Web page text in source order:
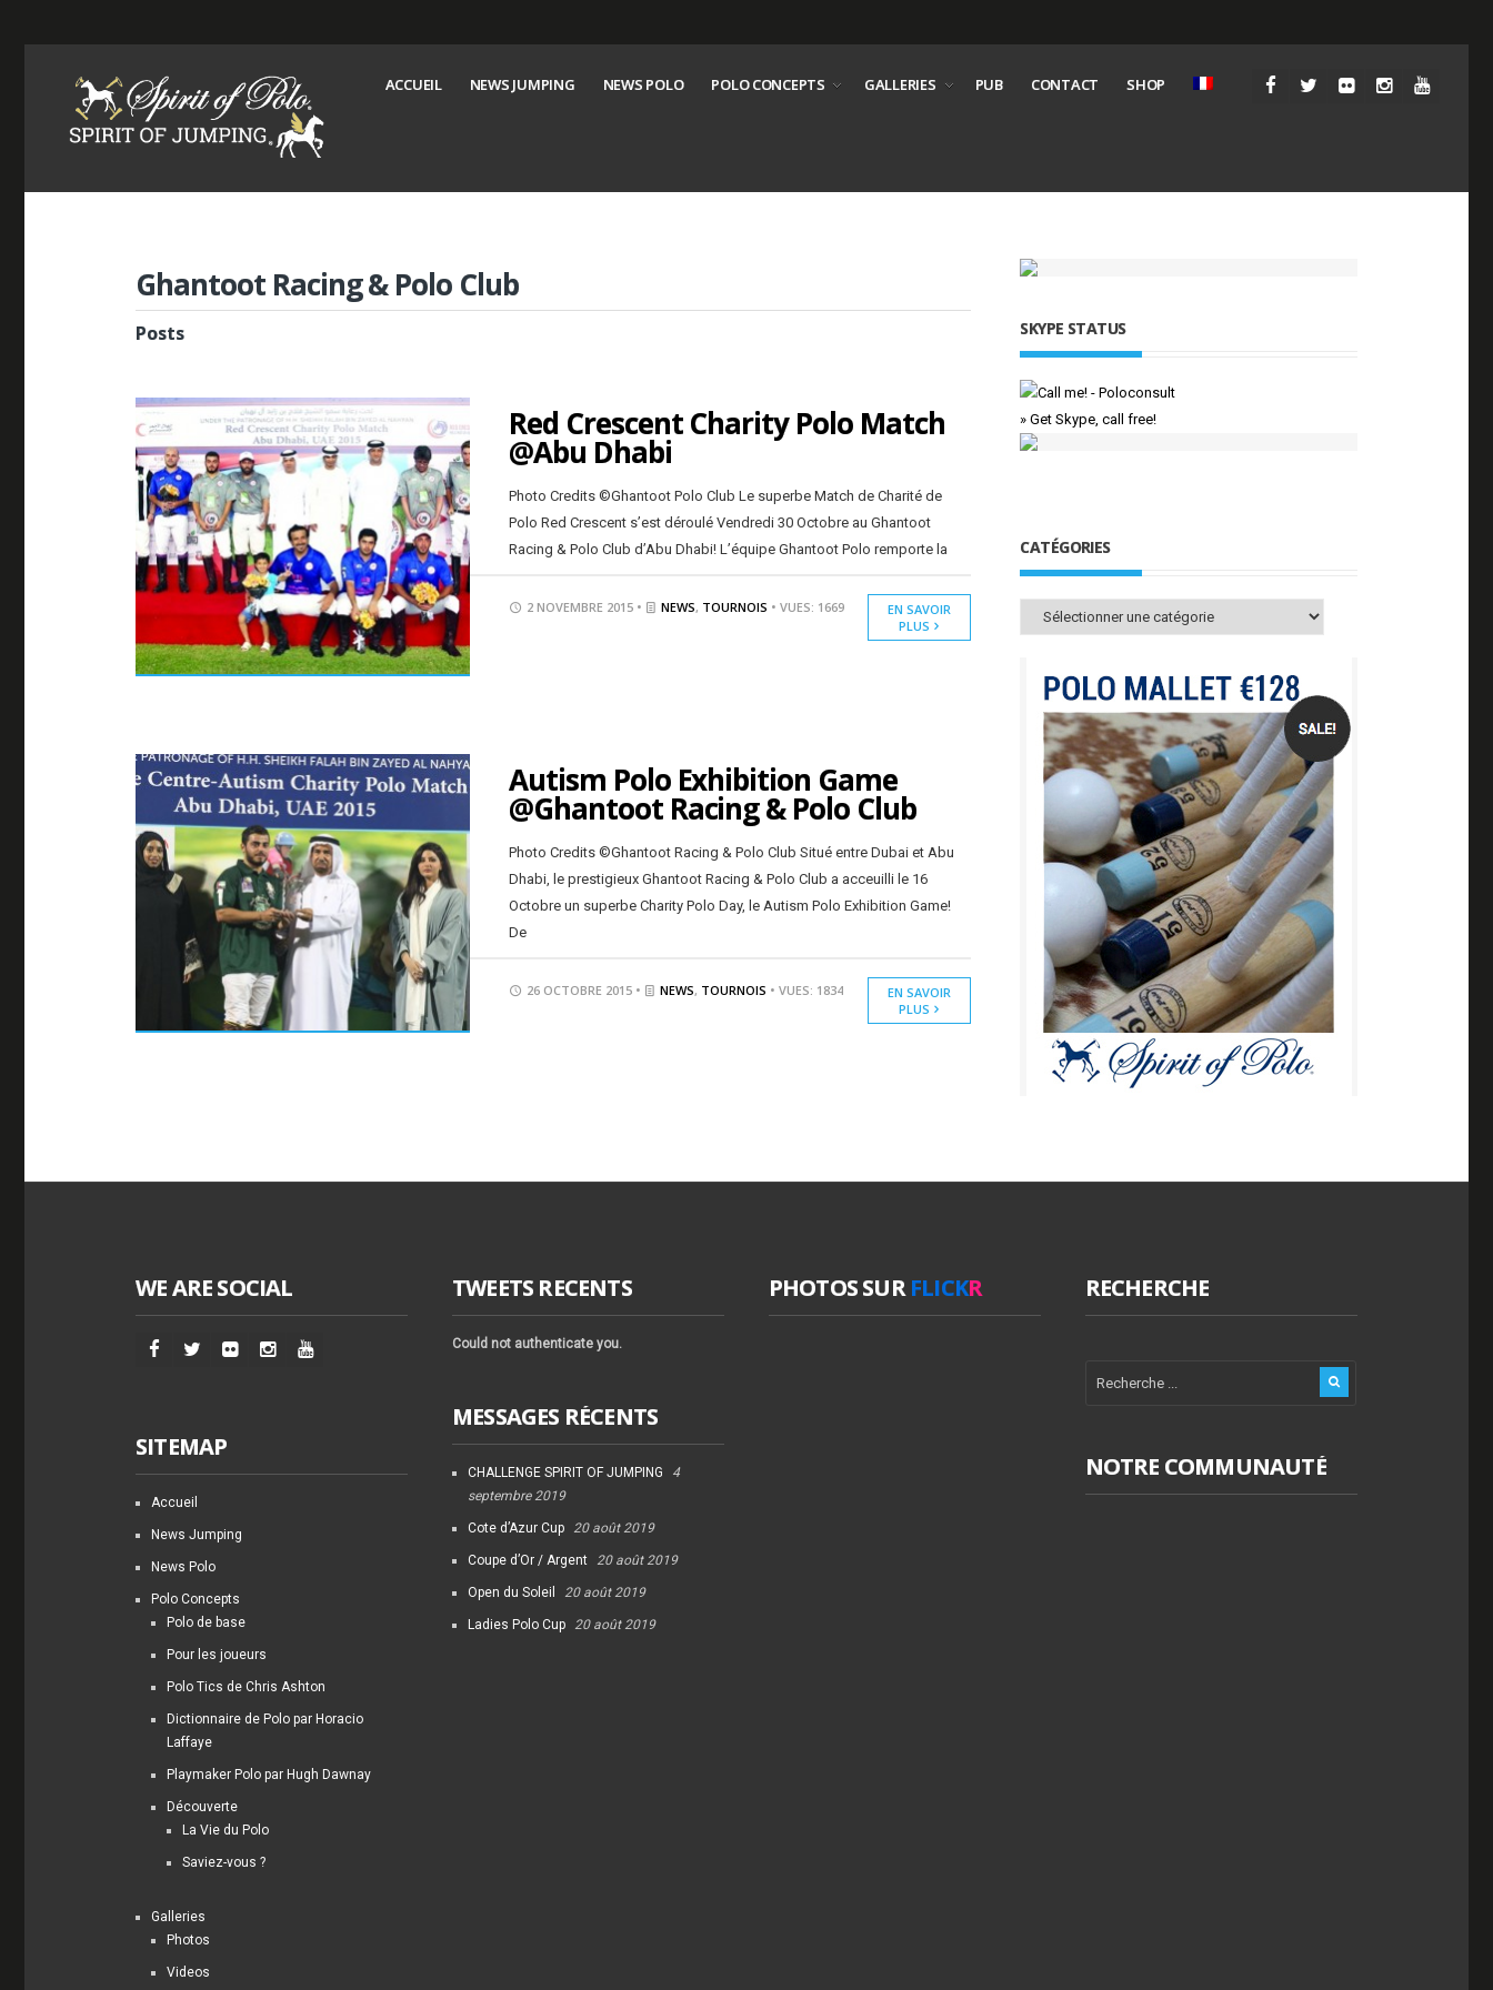
ACCUEIL NEWS JUMPING NEWS POLO POLO CONCEPTS GALLERIES PUB CONTACT SHOP
Ghantoot Racing & Polo Club
Posts
Red Crescent Charity Polo Match
@Abu Dhabi
Photo Credits ©Ghantoot Polo Club Le superbe Match de Charité de
Polo Red Crescent s’est déroulé Vendredi 30 Octobre au Ghantoot
Racing & Polo Club d’Abu Dhabi! L’équipe Ghantoot Polo remporte la
2 NOVEMBRE 2015 • NEWS, TOURNOIS • VUES: 1669
EN SAVOIR
PLUS
Autism Polo Exhibition Game
@Ghantoot Racing & Polo Club
Photo Credits ©Ghantoot Racing & Polo Club Situé entre Dubai et Abu
Dhabi, le prestigieux Ghantoot Racing & Polo Club a acceuilli le 16
Octobre un superbe Charity Polo Day, le Autism Polo Exhibition Game!
De
26 OCTOBRE 2015 • NEWS, TOURNOIS • VUES: 1834
EN SAVOIR
PLUS
SKYPE STATUS
» Get Skype, call free!
CATÉGORIES
Catégories
WE ARE SOCIAL
SITEMAP
Accueil
News Jumping
News Polo
Polo Concepts
Polo de base
Pour les joueurs
Polo Tics de Chris Ashton
Dictionnaire de Polo par Horacio
Laffaye
Playmaker Polo par Hugh Dawnay
Découverte
La Vie du Polo
Saviez-vous ?
Galleries
Photos
Videos
TWEETS RECENTS
Could not authenticate you.
MESSAGES RÉCENTS
CHALLENGE SPIRIT OF JUMPING
4
septembre 2019
Cote d’Azur Cup 20 août 2019
Coupe d’Or / Argent 20 août 2019
Open du Soleil 20 août 2019
Ladies Polo Cup 20 août 2019
PHOTOS SURFLICKR RECHERCHE
NOTRE COMMUNAUTÉ